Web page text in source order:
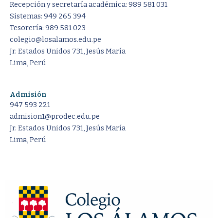
Recepción y secretaría académica: 989 581 031
Sistemas: 949 265 394
Tesorería: 989 581 023
colegio@losalamos.edu.pe
Jr. Estados Unidos 731, Jesús María
Lima, Perú
Admisión
947 593 221
admision1@prodec.edu.pe
Jr. Estados Unidos 731, Jesús María
Lima, Perú